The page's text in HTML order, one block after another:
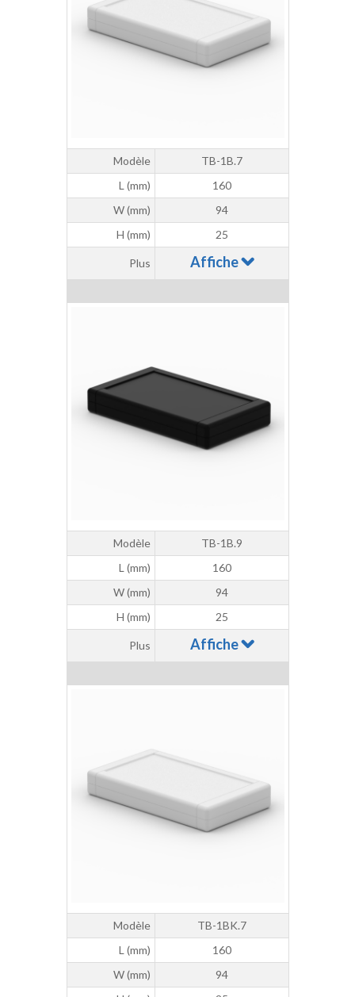
Modèle
TB-1B.7
L (mm)
160
W (mm)
94
H (mm)
25
Plus Affiche
Modèle
TB-1B.9
L (mm)
160
W (mm)
94
H (mm)
25
Plus Affiche
Modèle
TB-1BK.7
L (mm)
160
W (mm)
94